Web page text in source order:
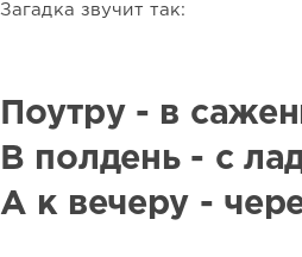
Загадка звучит так:
Поутру - в
В полдень - с
А к вечеру -